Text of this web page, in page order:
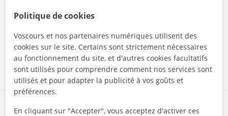
Partagez ce professeur
En cliquant sur l'un des deux boutons, vous acceptez nos
Contacter maintenant
Politique de cookies
Voscours et nos partenaires numériques utilisent des
cookies sur le site. Certains sont strictement nécessaires
au fonctionnement du site, et d'autres cookies facultatifs
sont utilisés pour comprendre comment nos services sont
utilisés et pour adapter la publicité à vos goûts et
préférences.
En cliquant sur "Accepter", vous acceptez d'activer ces